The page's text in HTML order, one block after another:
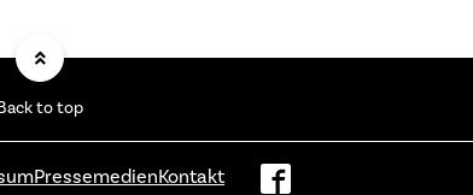
to top
PressemedienKontakt